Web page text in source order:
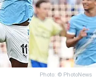
Photo: © PhotoNews